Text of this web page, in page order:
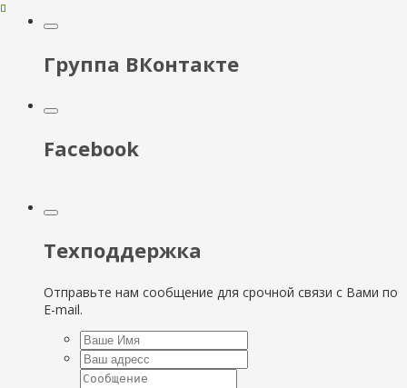
Группа ВКонтакте
Facebook
Техподдержка
Отправьте нам сообщение для срочной связи с Вами по
E-mail.